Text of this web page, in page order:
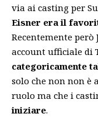
via ai casting per
Eisner era il
Recentemente
account ufficiale di
categoricamente
solo che non non è
ruolo ma che i
iniziare.